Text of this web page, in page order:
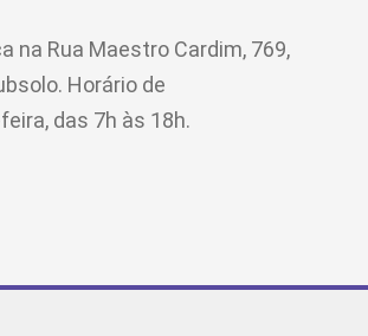
na Rua Maestro Cardim, 769,
Horário de
das 7h às 18h.